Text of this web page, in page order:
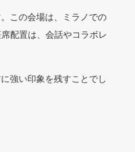
この会場は、ミラノでの
配置は、会話やコラボレ
強い印象を残すことでし